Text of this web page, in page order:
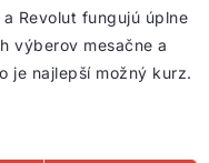
Revolut fungujú úplne
výberov mesačne a
je najlepší možný kurz.